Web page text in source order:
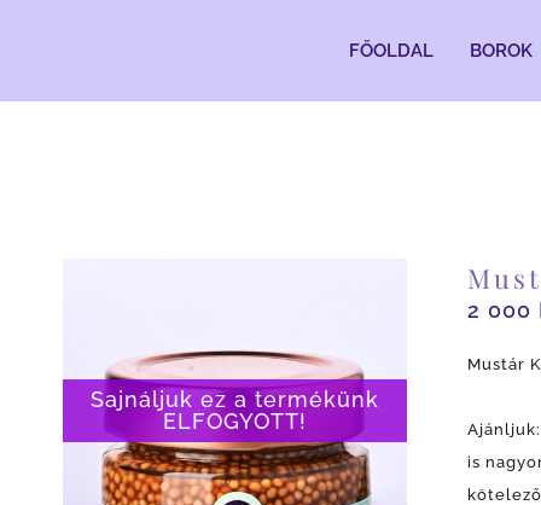
FŐOLDAL BOROK
Sajnáljuk ez a termékünk
ELFOGYOTT!
2 000
Mustár
is